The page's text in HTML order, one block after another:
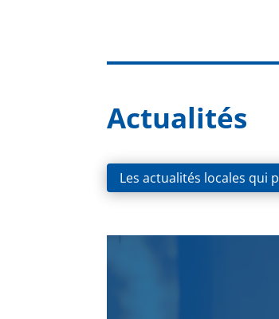
Actualités
Les actualités locales qui